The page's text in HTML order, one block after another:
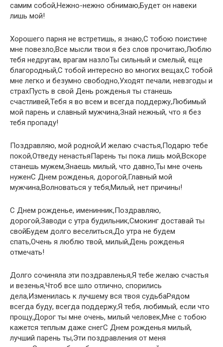
самим собой,Нежно-нежно обнимаю,Будет он навеки
лишь мой!
Хорошего парня не встретишь, я знаю,С тобою поистине
мне повезло,Все мысли твои я без слов прочитаю,Люблю
тебя недругам, врагам назлоТы сильный и смелый, еще
благородный,С тобой интересно во многих вещах,С тобой
мне легко и безумно свободно,Уходят печали, невзгоды и
страхПусть в свой День рожденья ты станешь
счастливей,Тебя я во всем и всегда поддержу,Любимый
мой парень и славный мужчина,Знай нежный, что я без
тебя пропаду!
Поздравляю, мой родной,И желаю счастья,Подарю тебе
покой,Отведу ненастьяПарень ты пока лишь мой,Вскоре
станешь мужем,Знаешь милый, что давно,Ты мне очень
нуженС Днем рожденья, дорогой,Главный мой
мужчина,Волноваться у тебя,Милый, нет причины!
С Днем рожденье, именинник,Поздравляю,
дорогой,Заводи с утра будильник,Смокинг доставай ты
свойБудем долго веселиться,До утра не будем
спать,Очень я люблю твой, милый,День рожденья
отмечать!
Долго сочиняла эти поздравленья,Я тебе желаю счастья
и везенья,Чтоб все шло отлично, спорились
дела,Изменилась к лучшему вся твоя судьбаРядом
всегда буду, всегда поддержу,Я тебя, любимый, если что
прощу,Дорог ты мне очень, милый человек,Мне с тобою
кажется теплым даже снегС Днем рожденья милый,
лучший парень ты,Эти поздравления от меня